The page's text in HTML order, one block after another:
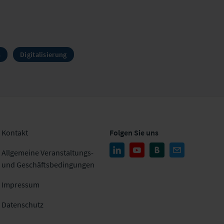
Digitalisierung
Kontakt
Allgemeine Veranstaltungs-
und Geschäftsbedingungen
Impressum
Datenschutz
Folgen Sie uns